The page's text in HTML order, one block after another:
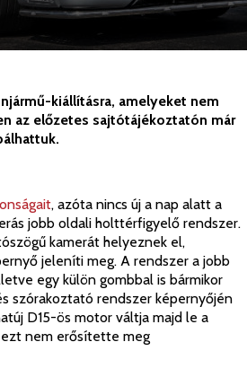
kiállításra, amelyeket nem
az előzetes sajtótájékoztatón már
, azóta nincs új a nap alatt a
jobb oldali holttérfigyelő rendszer.
kamerát helyeznek el,
jeleníti meg. A rendszer a jobb
egy külön gombbal is bármikor
szórakoztató rendszer képernyőjén
D15-ös motor váltja majd le a
nem erősítette meg